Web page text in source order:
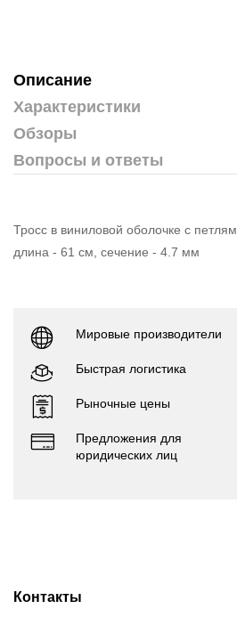
Описание
Характеристики
Обзоры
Вопросы и ответы
Тросс в виниловой оболочке с
длина - 61 см, сечение - 4.7 мм
Мировые производители
Быстрая логистика
Рыночные цены
Предложения для
юридических лиц
Контакты